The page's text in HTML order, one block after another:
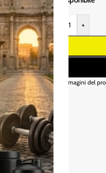
+
* Le immagini del